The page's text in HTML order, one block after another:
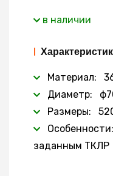
в наличии
|
Материал:
Диаметр:
Размеры:
заданным ТКЛР